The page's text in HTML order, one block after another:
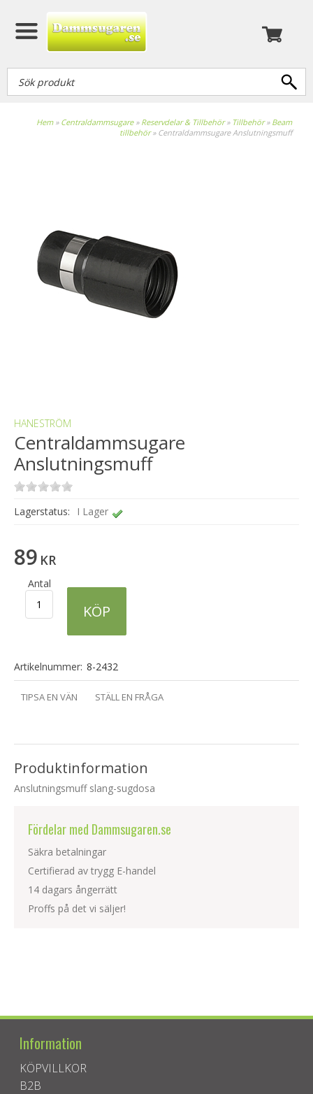
Hem» Centraldammsugare» Reservdelar & Tillbehör» Tillbehör» Beam
tillbehör» Centraldammsugare Anslutningsmuff
HANESTRÖM
Centraldammsugare
Anslutningsmuff
Lagerstatus: I Lager
89 KR
Antal
KÖP
Artikelnummer: 8-2432
TIPSA EN VÄN STÄLL EN FRÅGA
Produktinformation
Anslutningsmuff slang-sugdosa
Fördelar med Dammsugaren.se
Säkra betalningar
Certifierad av trygg E-handel
14 dagars ångerrätt
Proffs på det vi säljer!
Information
KÖPVILLKOR
B2B